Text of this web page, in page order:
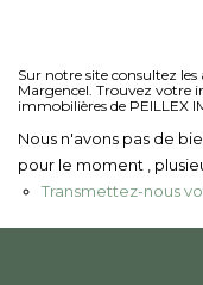
Sur notre site consultez
Margencel. Trouvez votre
immobilières de PEILLEX
Nous n'avons pas de
pour le moment ,
Transmettez-nous